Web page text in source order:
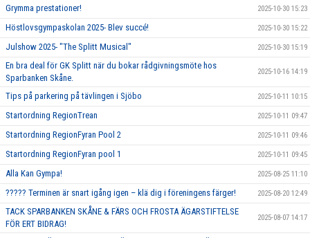
Grymma prestationer! 2025-10-30 15:23
Höstlovsgympaskolan 2025- Blev succé! 2025-10-30 15:22
Julshow 2025- "The Splitt Musical" 2025-10-30 15:19
En bra deal för GK Splitt när du bokar rådgivningsmöte hos
Sparbanken Skåne.
2025-10-16 14:19
Tips på parkering på tävlingen i Sjöbo 2025-10-11 10:15
Startordning RegionTrean 2025-10-11 09:47
Startordning RegionFyran Pool 2 2025-10-11 09:46
Startordning RegionFyran pool 1 2025-10-11 09:45
Alla Kan Gympa! 2025-08-25 11:10
????? Terminen är snart igång igen – klä dig i föreningens färger! 2025-08-20 12:49
TACK SPARBANKEN SKÅNE & FÄRS OCH FROSTA ÄGARSTIFTELSE
FÖR ERT BIDRAG!
2025-08-07 14:17